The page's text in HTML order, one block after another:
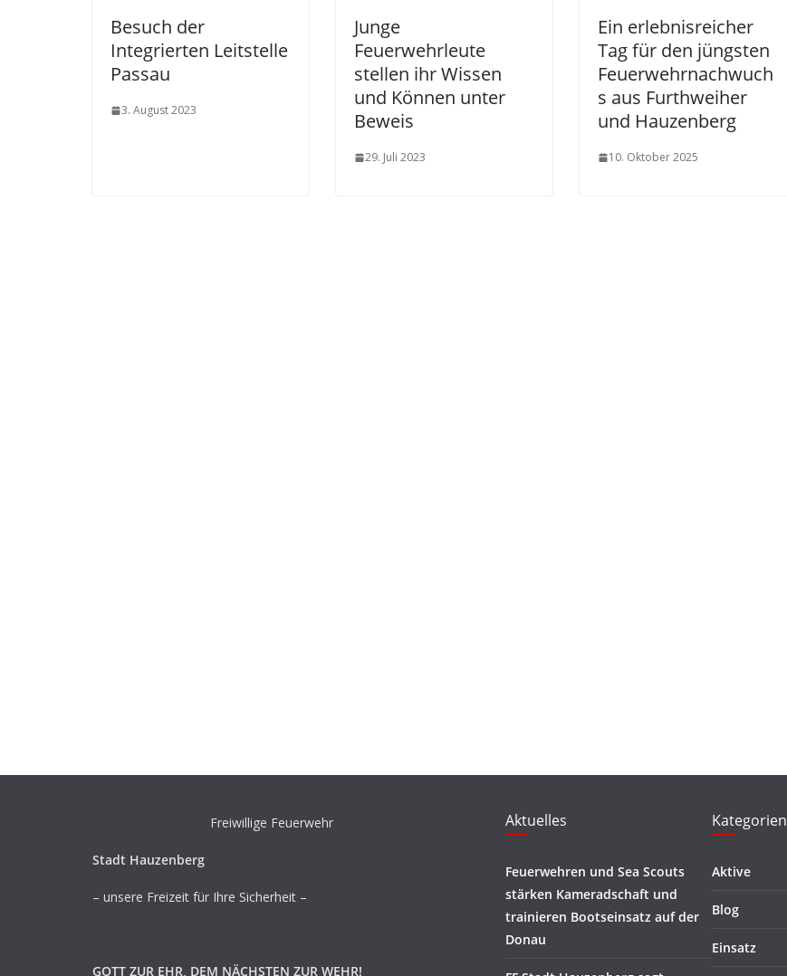
Besuch der
Integrierten Leitstelle
Passau
3. August 2023
Junge
Feuerwehrleute
stellen ihr Wissen
und Können unter
Beweis
29. Juli 2023
Ein erlebnisreicher
Tag für den jüngsten
Feuerwehrnachwuch
s aus Furthweiher
und Hauzenberg
10. Oktober 2025
Freiwillige Feuerwehr
Stadt Hauzenberg
– unsere Freizeit für Ihre Sicherheit –
GOTT ZUR EHR, DEM NÄCHSTEN ZUR WEHR!
Aktuelles
Feuerwehren und Sea Scouts
stärken Kameradschaft und
trainieren Bootseinsatz auf der
Donau
Kategorien
Aktive
Blog
Einsatz